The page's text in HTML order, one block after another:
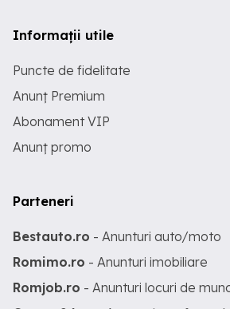
Informații utile
Puncte de fidelitate
Anunț Premium
Abonament VIP
Anunț promo
Parteneri
Bestauto.ro - Anunturi auto/moto
Romimo.ro - Anunturi imobiliare
Romjob.ro - Anunturi locuri de